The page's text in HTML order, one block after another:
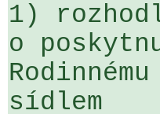
1)
o
sídlem